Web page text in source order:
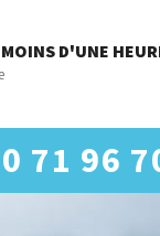
D'UNE
71 96